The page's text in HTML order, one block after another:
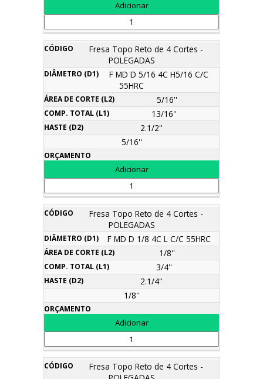
Fresa Topo Reto de 4 Cortes -
POLEGADAS
F MD D 5/16 4C H5/16 C/C
55HRC
5/16''
13/16''
2.1/2''
5/16''
Fresa Topo Reto de 4 Cortes -
POLEGADAS
F MD D 1/8 4C L C/C 55HRC
1/8''
3/4''
2.1/4''
1/8''
Fresa Topo Reto de 4 Cortes -